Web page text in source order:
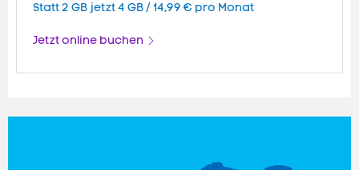
Statt2 GB jetzt 4 GB / 14,99 € pro Monat
Jetzt online buchen